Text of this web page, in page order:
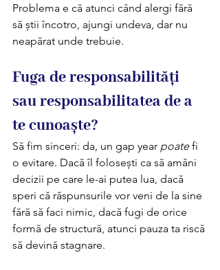
Problema e că atunci când alergi fără
să știi încotro, ajungi undeva, dar nu
neapărat unde trebuie.
Fuga de responsabilități
sau responsabilitatea de a
te cunoaște?
Să fim sinceri: da, un gap year poate fi
o evitare. Dacă îl folosești ca să amâni
decizii pe care le-ai putea lua, dacă
speri că răspunsurile vor veni de la sine
fără să faci nimic, dacă fugi de orice
formă de structură, atunci pauza ta riscă
să devină stagnare.